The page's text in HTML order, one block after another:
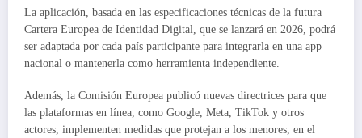
La aplicación, basada en las especificaciones técnicas de la futura
Cartera Europea de Identidad Digital, que se lanzará en 2026, podrá
ser adaptada por cada país participante para integrarla en una app
nacional o mantenerla como herramienta independiente.
Además, la Comisión Europea publicó nuevas directrices para que
las plataformas en línea, como Google, Meta, TikTok y otros
actores, implementen medidas que protejan a los menores, en el